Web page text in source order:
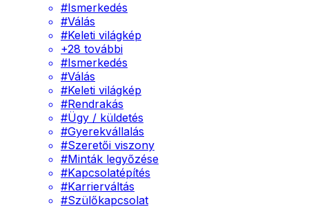
#Ismerkedés
#Válás
#Keleti világkép
+28 további
#Ismerkedés
#Válás
#Keleti világkép
#Rendrakás
#Ügy / küldetés
#Gyerekvállalás
#Szeretői viszony
#Minták legyőzése
#Kapcsolatépítés
#Karrierváltás
#Szülőkapcsolat